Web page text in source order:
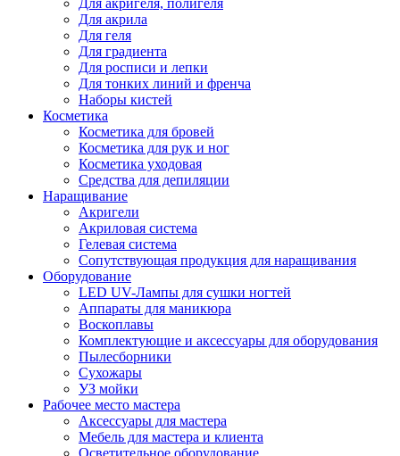
Для акригеля, полигеля
Для акрила
Для геля
Для градиента
Для росписи и лепки
Для тонких линий и френча
Наборы кистей
Косметика
Косметика для бровей
Косметика для рук и ног
Косметика уходовая
Средства для депиляции
Наращивание
Акригели
Акриловая система
Гелевая система
Сопутствующая продукция для наращивания
Оборудование
LED UV-Лампы для сушки ногтей
Аппараты для маникюра
Воскоплавы
Комплектующие и аксессуары для оборудования
Пылесборники
Сухожары
УЗ мойки
Рабочее место мастера
Аксессуары для мастера
Мебель для мастера и клиента
Осветительное оборудование